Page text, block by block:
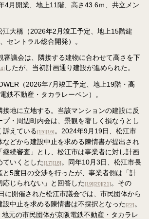
4月開業、地上11階、高さ43.6ｍ、共立メン
江大橋（2026年2月竣工予定、地上15階建
セントラル総合開発）。
審議会は、隣接する建物に合わせて高さを下
したが、当初計画通り建設が進められた。
（2026年7月竣工予定、地上19階・高
鉄不動産・タカラレーベン）。
接地に立地する。当該マンションの建設に反
プ・周辺町内会は、景観を著しく損なうとし
訴えている[15][16] 。2024年9月19日、松江市
などから建設中止を求める陳情書が提出され
継続審査」とし、松江市は事業者に対し計画
ていくとした[17][18] 。同年10月3日、松江市長
と5度目の交渉を行ったが、事業者側は「計
応じられない」と回答した[19][20][21] 。その
に開催された松江市議会では、市民団体から
設中止を求める陳情書は不採択となった[22] 。
元の市民団体が京阪電鉄不動産・タカラレ